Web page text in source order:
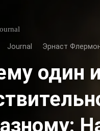
Journal Эрнаст
один